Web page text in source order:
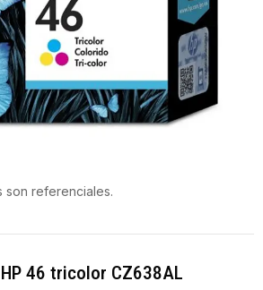
son referenciales.
46 tricolor CZ638AL